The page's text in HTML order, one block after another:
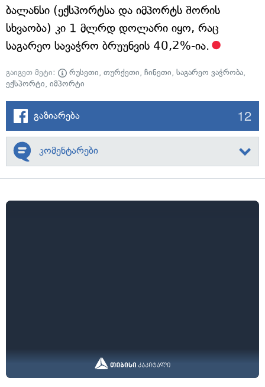
ბალანსი (ექსპორტსა და იმპორტს შორის
სხვაობა) კი 1 მლრდ დოლარი იყო, რაც
საგარეო სავაჭრო ბრუუნვის 40,2%-ია.
გაიგეთ მეტი: რუსეთი, თურქეთი, ჩინეთი, საგარეო ვაჭრობა,
ექსპორტი, იმპორტი
გაზიარება 12
კომენტარები